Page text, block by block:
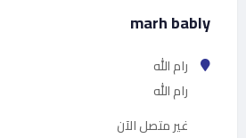
marh bably
رام الله
رام الله
غير متصل الآن